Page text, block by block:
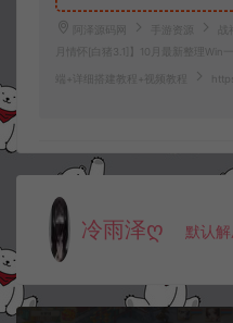
阿泽源码网 手游资源
战
月情怀[白猪3.1]】10月最新整理Win
端+详细搭建教程+视频教程
冷雨泽ღ 默认